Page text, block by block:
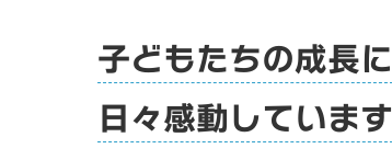
子どもたちの成長に
日々感動しています